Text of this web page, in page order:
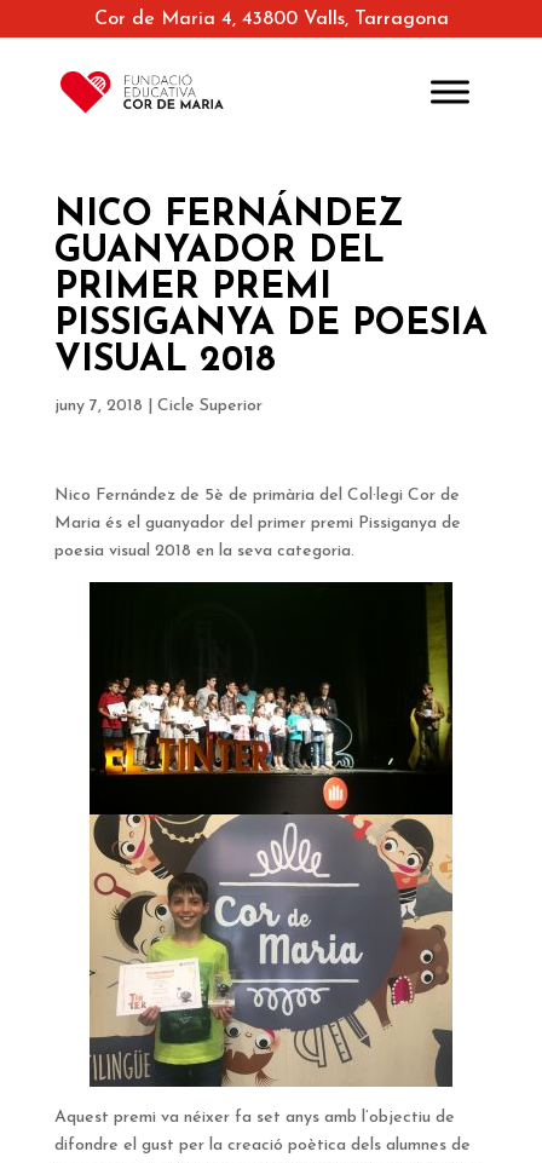
Cor de Maria 4, 43800 Valls, Tarragona
NICO FERNÁNDEZ
GUANYADOR DEL
PRIMER PREMI
PISSIGANYA DE POESIA
VISUAL 2018
juny 7, 2018 Cicle Superior
Nico Fernández de 5è de primària del Col·legi Cor de
Maria és el guanyador del primer premi Pissiganya de
poesia visual 2018 en la seva categoria.
Aquest premi va néixer fa set anys amb l’objectiu de
difondre el gust per la creació poètica dels alumnes de